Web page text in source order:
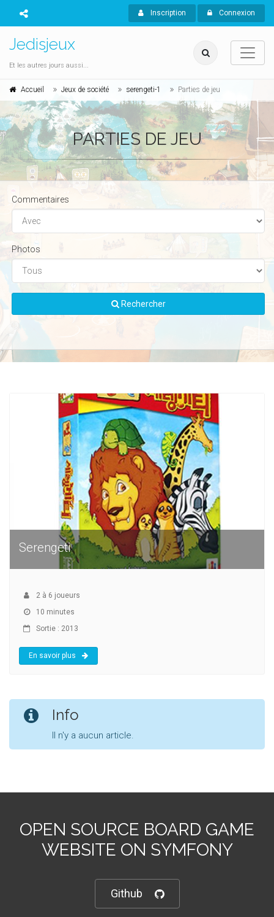
Inscription Connexion
Jedisjeux
Et les autres jours aussi...
Accueil Jeux de société serengeti-1 Parties de jeu
PARTIES DE JEU
Commentaires
Photos
Rechercher
Serengeti
2 à 6 joueurs
10 minutes
Sortie : 2013
En savoir plus
Info
Il n'y a aucun article.
OPEN SOURCE BOARD GAME
WEBSITE ON SYMFONY
Github